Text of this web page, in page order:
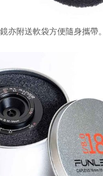
亦附送軟袋方便隨身攜帶。